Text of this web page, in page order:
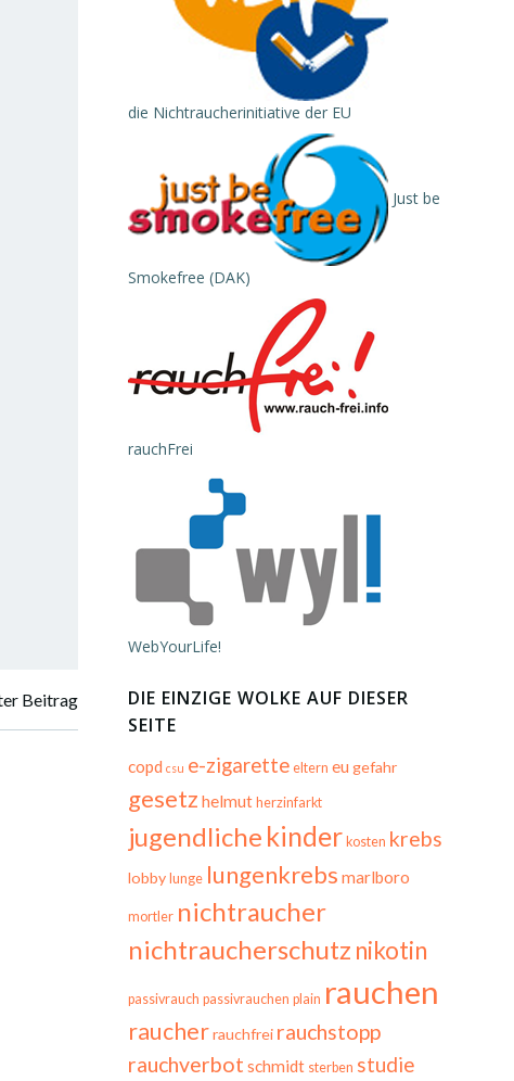
Beitrag
die Nichtraucherinitiative der EU
Just be
Smokefree (DAK)
rauchFrei
WebYourLife!
DIE EINZIGE WOLKE AUF DIESER
SEITE
copd csu e-zigarette eltern eu gefahr
gesetz helmut herzinfarkt
jugendliche kinder kosten krebs
lobby lunge lungenkrebs marlboro
mortler nichtraucher
nichtraucherschutz nikotin
passivrauch passivrauchen plain rauchen
raucherrauchfrei rauchstopp
rauchverbot schmidt sterben studie